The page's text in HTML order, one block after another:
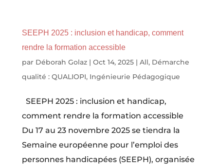
SEEPH 2025 : inclusion et handicap, comment
rendre la formation accessible
par Déborah Golaz| Oct 14, 2025| All, Démarche
qualité : QUALIOPI, Ingénieurie Pédagogique
SEEPH 2025 : inclusion et handicap,
comment rendre la formation accessible
Du 17 au 23 novembre 2025 se tiendra la
Semaine européenne pour l’emploi des
personnes handicapées (SEEPH), organisée